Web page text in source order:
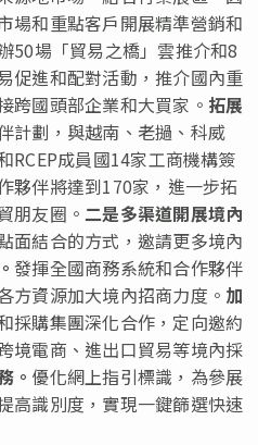
場和重點客戶開展精準營銷和
50場「貿易之橋」雲推介和8
促進和配對活動，推介國內重
跨國頭部企業和大買家。 拓展
計劃，與越南、老撾、科威
RCEP成員國14家工商機構簽
夥伴將達到170家，進一步拓
朋友圈。二是多渠道開展境內
面結合的方式，邀請更多境內
發揮全國商務系統和合作夥伴
方資源加大境內招商力度。 加
採購集團深化合作，定向邀約
境電商、進出口貿易等境內採
。 優化網上指引標識，為參展
高識別度，實現一鍵篩選快速